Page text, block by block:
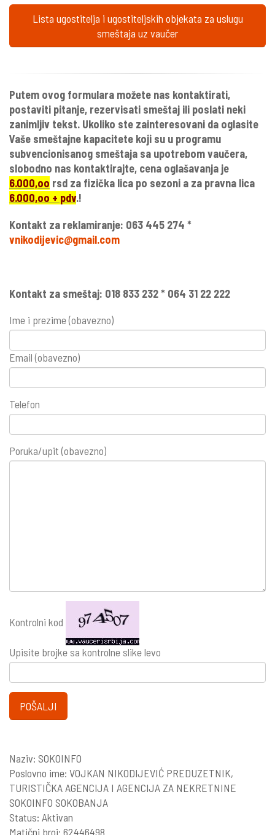
Lista ugostitelja i ugostiteljskih objekata za uslugu
smeštaja uz vaučer
Putem ovog formulara možete nas kontaktirati,
postaviti pitanje, rezervisati smeštaj ili poslati neki
zanimljiv tekst. Ukoliko ste zainteresovani da oglasite
Vaše smeštajne kapacitete koji su u programu
subvencionisanog smeštaja sa upotrebom vaučera,
slobodno nas kontaktirajte, cena oglašavanja je
6.000,oo rsd za fizička lica po sezoni a za pravna lica
6.000,oo + pdv.!
Kontakt za reklamiranje: 063 445 274 *
vnikodijevic@gmail.com
Kontakt za smeštaj: 018 833 232 * 064 31 22 222
Ime i prezime (obavezno)
Email (obavezno)
Telefon
Poruka/upit (obavezno)
Kontrolni kod
Upisite brojke sa kontrolne slike levo
POŠALJI
Naziv: SOKOINFO
Poslovno ime: VOJKAN NIKODIJEVIĆ PREDUZETNIK,
TURISTIČKA AGENCIJA I AGENCIJA ZA NEKRETNINE
SOKOINFO SOKOBANJA
Status: Aktivan
Matični broj: 62446498